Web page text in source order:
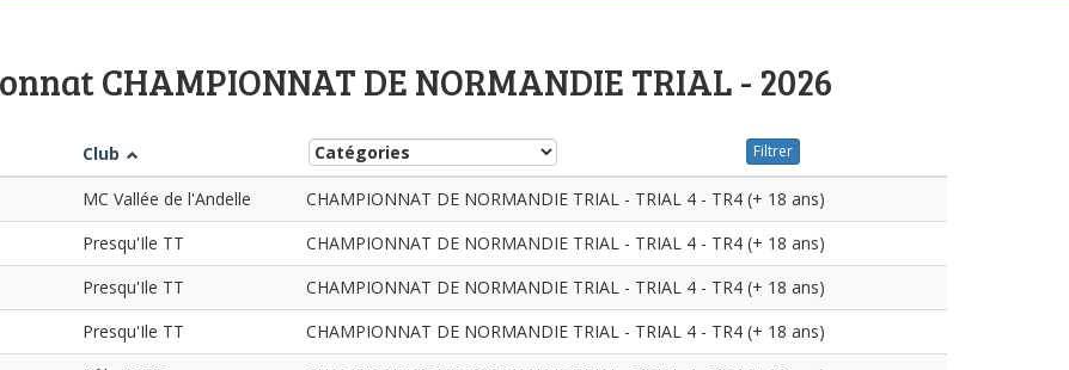
CHAMPIONNAT DE NORMANDIE TRIAL - 2026
Club Filtrer
MC Vallée de l'Andelle
CHAMPIONNAT DE NORMANDIE TRIAL - TRIAL 4 - TR4 (+ 18 ans)
Presqu'Ile TT
CHAMPIONNAT DE NORMANDIE TRIAL - TRIAL 4 - TR4 (+ 18 ans)
Presqu'Ile TT
CHAMPIONNAT DE NORMANDIE TRIAL - TRIAL 4 - TR4 (+ 18 ans)
Presqu'Ile TT
CHAMPIONNAT DE NORMANDIE TRIAL - TRIAL 4 - TR4 (+ 18 ans)